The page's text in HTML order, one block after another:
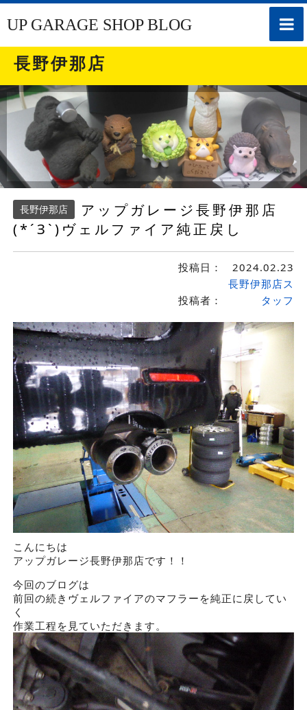
toggle
UP GARAGE SHOP BLOG
長野伊那店
長野伊那店
アップガレージ長野伊那店
(*´З`)ヴェルファイア純正戻し
投稿日： 2024.02.23
投稿者：
長野伊那店ス
タッフ
こんにちは
アップガレージ長野伊那店です！！
今回のブログは
前回の続きヴェルファイアのマフラーを純正に戻してい
く
作業工程を見ていただきます。